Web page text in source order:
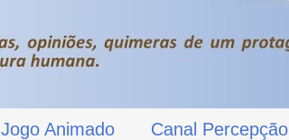
Jogo Animado Canal Percepção